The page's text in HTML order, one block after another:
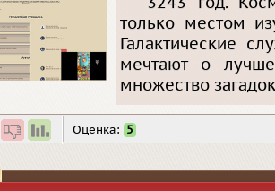
только местом
Галактические
мечтают о
множество
Оценка: 5